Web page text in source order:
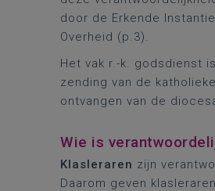
door de Erkende
Overheid (p.3).
Het vak r.-k. godsdienst is
zending van de
ontvangen van de
Wie is
Klasleraren zijn
Daarom geven